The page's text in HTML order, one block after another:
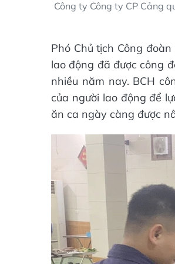
Công ty Công ty CP Cảng
Phó Chủ tịch Công
lao động đã được công
nhiều năm nay. BCH
của người lao động để
ăn ca ngày càng được